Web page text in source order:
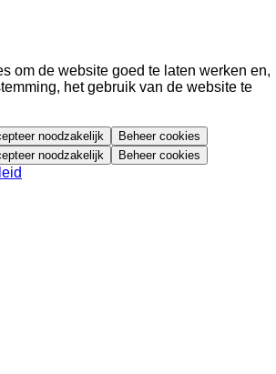
om de website goed te laten werken en,
het gebruik van de website te
noodzakelijk
Beheer cookies
noodzakelijk Beheer cookies